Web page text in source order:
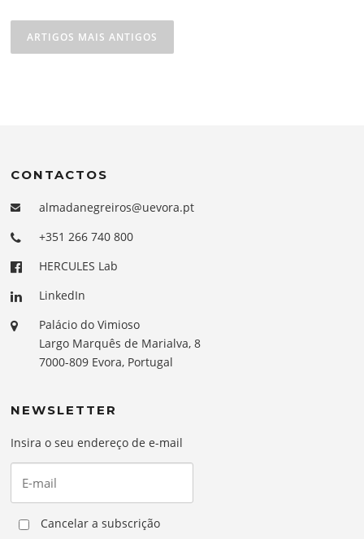
de
artigos
ARTIGOS MAIS ANTIGOS
CONTACTOS
almadanegreiros@uevora.pt
+351 266 740 800
HERCULES Lab
LinkedIn
Palácio do Vimioso
Largo Marquês de Marialva, 8
7000-809 Evora, Portugal
NEWSLETTER
Insira o seu endereço de e-mail
Cancelar a subscrição